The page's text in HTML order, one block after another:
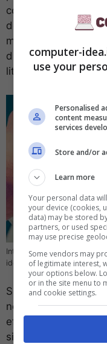
contenenti
doppio pulsante il
maggiore, con un
di acqua scaricata
litri.
Intervenire per contenere i
idea.it
Si può quindi
non è possibile
efficace per
sistemi più semplici
computer-
use your
Personalised
content
services
Store and/or
Learn more
Your personal data
your device (cookies,
data) may be stored
partners, or used
may use precise
Some vendors may
of legitimate interest,
your options below.
or in the site menu to
and cookie settings.